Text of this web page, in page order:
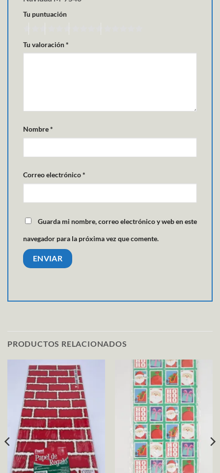
Tu puntuación
Tu valoración*
Nombre*
Correo electrónico*
Guarda mi nombre, correo electrónico y web en este
navegador para la próxima vez que comente.
PRODUCTOS RELACIONADOS